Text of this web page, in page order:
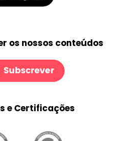
os nossos conteúdos
e Certificações